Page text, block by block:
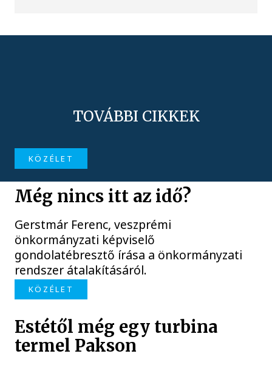
TOVÁBBI CIKKEK
KÖZÉLET
Még nincs itt az idő?
Gerstmár Ferenc, veszprémi
önkormányzati képviselő
gondolatébresztő írása a önkormányzati
rendszer átalakításáról.
KÖZÉLET
Estétől még egy turbina
termel Pakson